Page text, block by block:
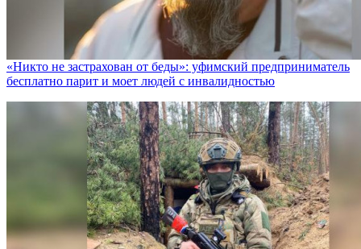
«Никто не заcтрахован от беды»: уфимский предприниматель
бесплатно парит и моет людей с инвалидностью